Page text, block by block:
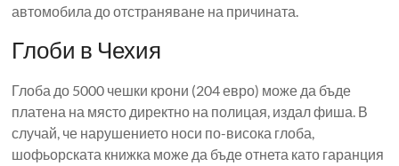
автомобила до отстраняване на причината.
Глоби в Чехия
Глоба до 5000 чешки крони (204 евро) може да бъде
платена на място директно на полицая, издал фиша. В
случай, че нарушението носи по-висока глоба,
шофьорската книжка може да бъде отнета като гаранция